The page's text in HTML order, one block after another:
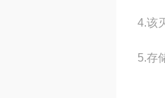
4.该
5.存